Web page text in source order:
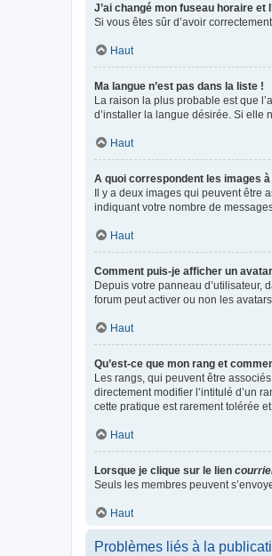
J’ai changé mon fuseau horaire
Si vous êtes sûr d’avoir
Haut
Ma langue n’est pas dans la liste !
La raison la plus probable est que
d’installer la langue désirée. Si elle
Haut
A quoi correspondent les images
Il y a deux images qui peuvent être
indiquant votre nombre de
Haut
Comment puis-je afficher un
Depuis votre panneau d’utilisateur,
forum peut activer ou non les
Haut
Qu’est-ce que mon rang et
Les rangs, qui peuvent être
directement modifier l’intitulé d’un
cette pratique est rarement tolérée
Haut
Lorsque je clique sur le lien
Seuls les membres peuvent
Haut
Problèmes liés à la